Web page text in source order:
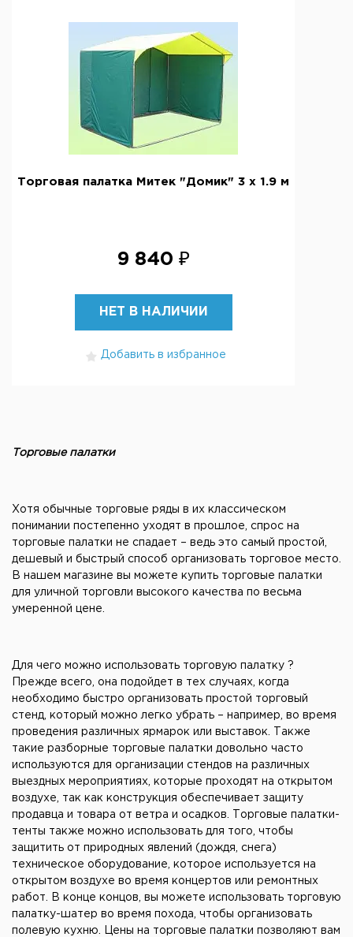
Торговая палатка Митек "Домик" 3 х 1.9 м
9 840 ₽
НЕТ В НАЛИЧИИ
Добавить в избранное
Торговые палатки
Хотя обычные торговые ряды в их классическом
понимании постепенно уходят в прошлое, спрос на
торговые палатки не спадает – ведь это самый простой,
дешевый и быстрый способ организовать торговое место.
В нашем магазине вы можете купить торговые палатки
для уличной торговли высокого качества по весьма
умеренной цене.
Для чего можно использовать торговую палатку ?
Прежде всего, она подойдет в тех случаях, когда
необходимо быстро организовать простой торговый
стенд, который можно легко убрать – например, во время
проведения различных ярмарок или выставок. Также
такие разборные торговые палатки довольно часто
используются для организации стендов на различных
выездных мероприятиях, которые проходят на открытом
воздухе, так как конструкция обеспечивает защиту
продавца и товара от ветра и осадков. Торговые палатки-
тенты также можно использовать для того, чтобы
защитить от природных явлений (дождя, снега)
техническое оборудование, которое используется на
открытом воздухе во время концертов или ремонтных
работ. В конце концов, вы можете использовать торговую
палатку-шатер во время похода, чтобы организовать
полевую кухню. Цены на торговые палатки позволяют вам